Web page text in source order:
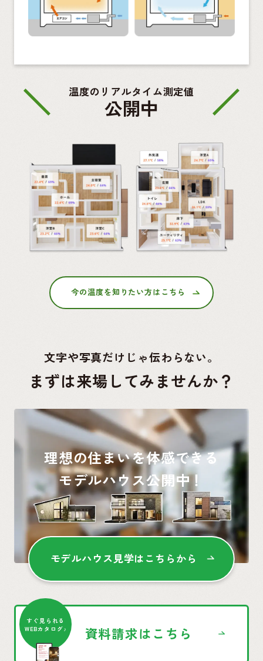
温度のリアルタイム測定値
公開中
今の温度を知りたい方はこちら
文字や写真だけじゃ伝わらない。
まずは来場してみませんか？
理想の住まいを体感できる
モデルハウス公開中！
モデルハウス見学はこちらから
すぐ見られる
WEBカタログ♪
資料請求はこちら